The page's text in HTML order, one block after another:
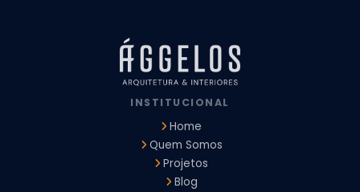
Arquiteto para Projeto Comercial em São Paulo
Arquiteto Comercial
Arquiteto para Reforma de Apartamento
Arquiteto para Reforma Residencial
Arquitetura para Reforma de Casas
Design de Interiores Apartamentos
Design de Interiores Residencial
Empresa de Arquitetura e Design
Empresas de Arquitetura e Design de Interiores
INSTITUCIONAL
Home
Quem Somos
Projetos
Blog